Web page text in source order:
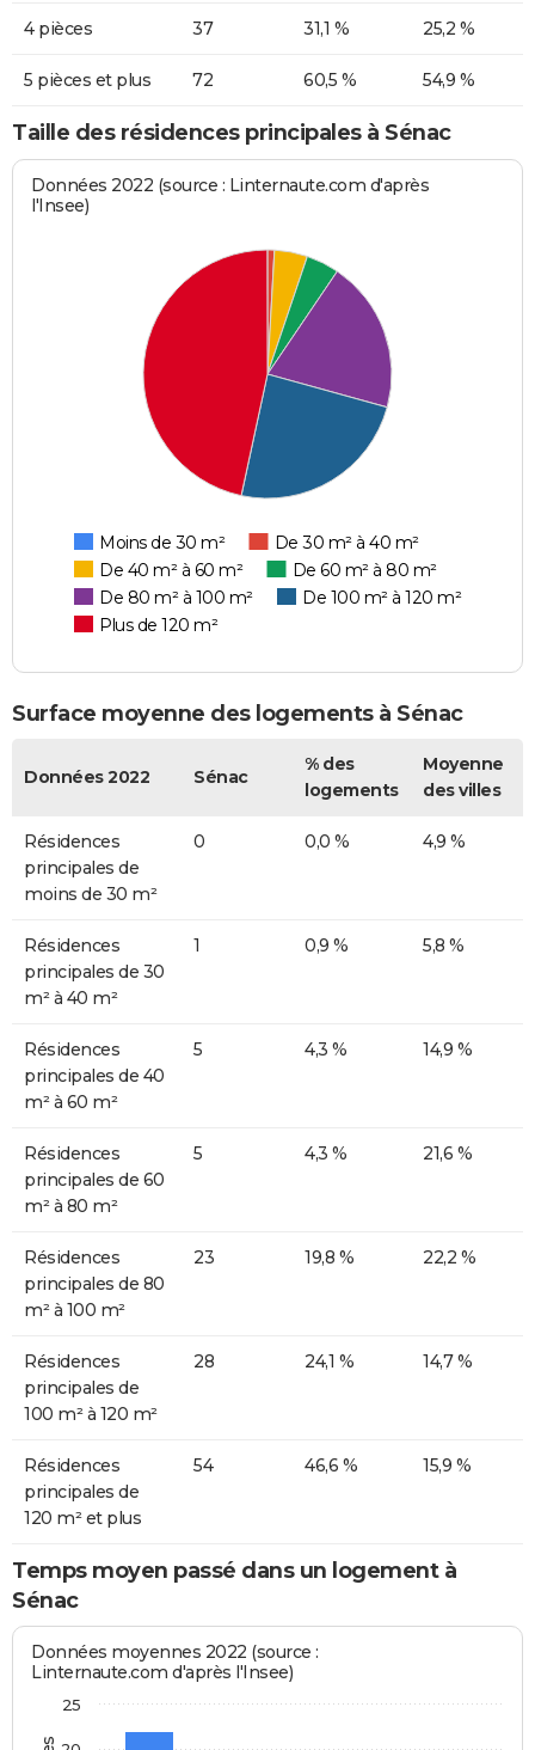
4 pièces 37 31,1 % 25,2 %
5 pièces et plus 72 60,5 % 54,9 %
Taille des résidences principales à Sénac
Données 2022 (source : Linternaute.com d'après
l'Insee)
Moins de 30 m²
De 30 m² à 40 m²
De 40 m² à 60 m²
De 60 m² à 80 m²
De 80 m² à 100 m²
De 100 m² à 120 m²
Plus de 120 m²
Surface moyenne des logements à Sénac
Données 2022 Sénac
% des
logements
Moyenne
des villes
Résidences
principales de
moins de 30 m²
0 0,0 % 4,9 %
Résidences
principales de 30
m² à 40 m²
1 0,9 % 5,8 %
Résidences
principales de 40
m² à 60 m²
5 4,3 % 14,9 %
Résidences
principales de 60
m² à 80 m²
5 4,3 % 21,6 %
Résidences
principales de 80
m² à 100 m²
23 19,8 % 22,2 %
Résidences
principales de
100 m² à 120 m²
28 24,1 % 14,7 %
Résidences
principales de
120 m² et plus
54 46,6 % 15,9 %
Temps moyen passé dans un logement à
Sénac
Données moyennes 2022 (source :
Linternaute.com d'après l'Insee)
25